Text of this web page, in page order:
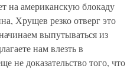
на американскую блокаду
Хрущев резко отверг это
выпутываться из
нам влезть в
не доказательство того, что